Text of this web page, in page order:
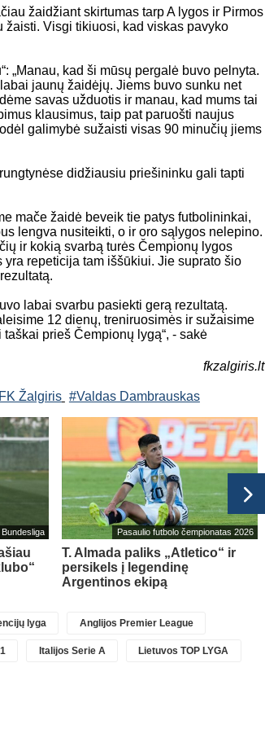
žaidžiant skirtumas tarp A lygos ir Pirmos
žaisti. Visgi tikiuosi, kad viskas pavyko
„Manau, kad ši mūsų pergalė buvo pelnyta.
jaunų žaidėjų. Jiems buvo sunku net
savas užduotis ir manau, kad mums tai
klausimus, taip pat paruošti naujus
galimybė sužaisti visas 90 minučių jiems
didžiausiu priešininku gali tapti
mače žaidė beveik tie patys futbolininkai,
lengva nusiteikti, o ir oro sąlygos nelepino.
ir kokią svarbą turės Čempionų lygos
repeticija tam iššūkiui. Jie suprato šio
labai svarbu pasiekti gerą rezultatą.
12 dienų, treniruosimės ir sužaisime
prieš Čempionų lygą“, - sakė
fkzalgiris.lt
Žalgiris #Valdas Dambrauskas
Pasaulio futbolo čempionatas 2026
T. Almada paliks „Atletico“ ir
persikels į legendinę
Argentinos ekipą
lyga Anglijos Premier League
Italijos Serie A Lietuvos TOP LYGA